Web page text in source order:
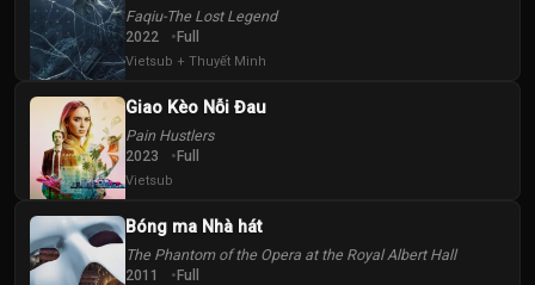
Faqiu-The Lost Legend
2022 Full
Vietsub + Thuyết Minh
Giao Kèo Nỗi Đau
Pain Hustlers
2023 Full
Vietsub
Bóng ma Nhà hát
The Phantom of the Opera at the Royal Albert Hall
2011 Full